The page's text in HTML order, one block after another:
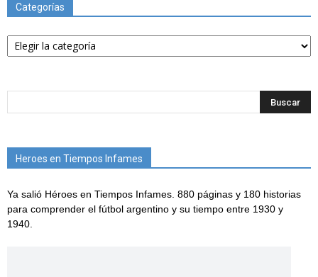
Categorías
Categorías
Heroes en Tiempos Infames
Ya salió Héroes en Tiempos Infames. 880 páginas y 180 historias
para comprender el fútbol argentino y su tiempo entre 1930 y
1940.